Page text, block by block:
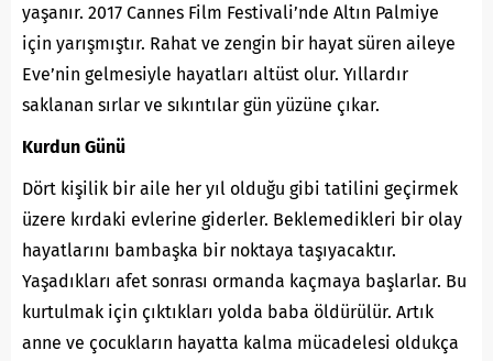
yaşanır. 2017 Cannes Film Festivali’nde Altın Palmiye
için yarışmıştır. Rahat ve zengin bir hayat süren aileye
Eve’nin gelmesiyle hayatları altüst olur. Yıllardır
saklanan sırlar ve sıkıntılar gün yüzüne çıkar.
Kurdun Günü
Dört kişilik bir aile her yıl olduğu gibi tatilini geçirmek
üzere kırdaki evlerine giderler. Beklemedikleri bir olay
hayatlarını bambaşka bir noktaya taşıyacaktır.
Yaşadıkları afet sonrası ormanda kaçmaya başlarlar. Bu
kurtulmak için çıktıkları yolda baba öldürülür. Artık
anne ve çocukların hayatta kalma mücadelesi oldukça